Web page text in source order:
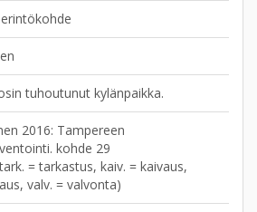
tuhoutunut kylänpaikka.
2016: Tampereen
kohde 29
= tarkastus, kaiv. = kaivaus,
valv. = valvonta)